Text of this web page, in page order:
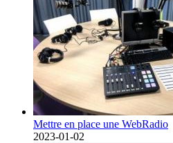
Mettre en place une WebRadio
2023-01-02